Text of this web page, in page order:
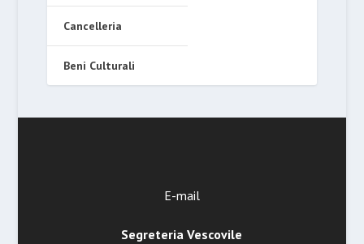
Cancelleria
Beni Culturali
E-mail
Segreteria Vescovile